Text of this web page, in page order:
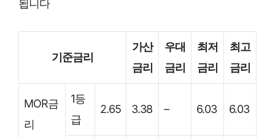
됩니다
기준금리
가산
금리
우대
금리
최저
금리
최고
금리
MOR금
리
1등
급
2.65 3.38 – 6.03 6.03